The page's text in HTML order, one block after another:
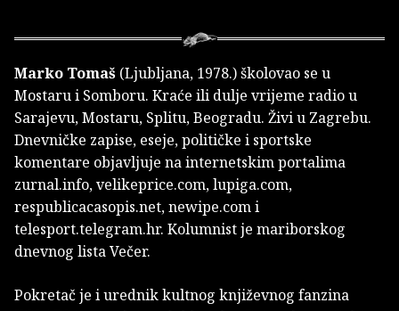
Marko Tomaš (Ljubljana, 1978.) školovao se u
Mostaru i Somboru. Kraće ili dulje vrijeme radio u
Sarajevu, Mostaru, Splitu, Beogradu. Živi u Zagrebu.
Dnevničke zapise, eseje, političke i sportske
komentare objavljuje na internetskim portalima
zurnal.info, veli­keprice.com, lupiga.com,
respublicacasopis.net, newipe.com i
telesport.telegram.hr. Kolumnist je mariborskog
dnevnog lista Večer.
Pokretač je i urednik kultnog književnog fanzina